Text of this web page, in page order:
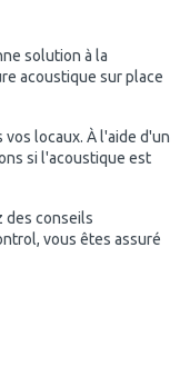
solution à la
acoustique sur place
locaux. À l'aide d'un
si l'acoustique est
des conseils
vous êtes assuré